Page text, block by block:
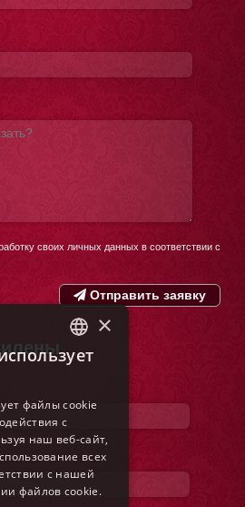
своих личных данных в соответствии с
Отправить заявку
ITALIAN
GERMAN
SPANISH
×
файлы cookie
с
наш веб-сайт,
всех
с нашей
файлов cookie.